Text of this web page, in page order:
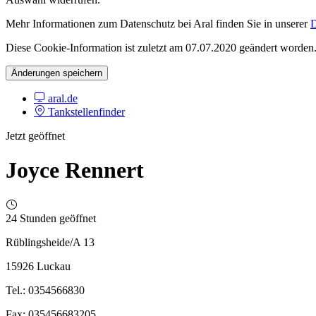
Mehr Informationen zum Datenschutz bei Aral finden Sie in unserer
Diese Cookie-Information ist zuletzt am 07.07.2020 geändert worden.
Änderungen speichern
aral.de
Tankstellenfinder
Jetzt geöffnet
Joyce Rennert
24 Stunden geöffnet
Rüblingsheide/A 13
15926 Luckau
Tel.: 0354566830